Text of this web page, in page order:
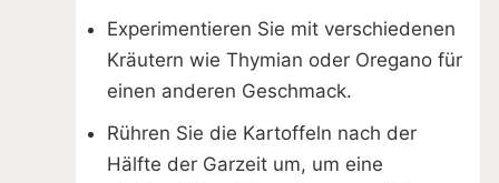
Experimentieren Sie mit verschiedenen
Kräutern wie Thymian oder Oregano für
einen anderen Geschmack.
Rühren Sie die Kartoffeln nach der
Hälfte der Garzeit um, um eine